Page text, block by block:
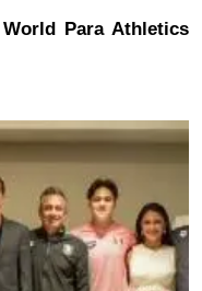
Para Athletics